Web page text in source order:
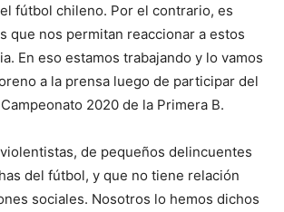
fútbol chileno. Por el contrario, es
que nos permitan reaccionar a estos
En eso estamos trabajando y lo vamos
a la prensa luego de participar del
2020 de la Primera B.
de pequeños delincuentes
del fútbol, y que no tiene relación
sociales. Nosotros lo hemos dichos